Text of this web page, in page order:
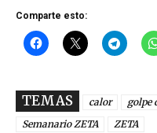
Comparte esto:
TEMAS calor golpe
Semanario ZETA
ZETA